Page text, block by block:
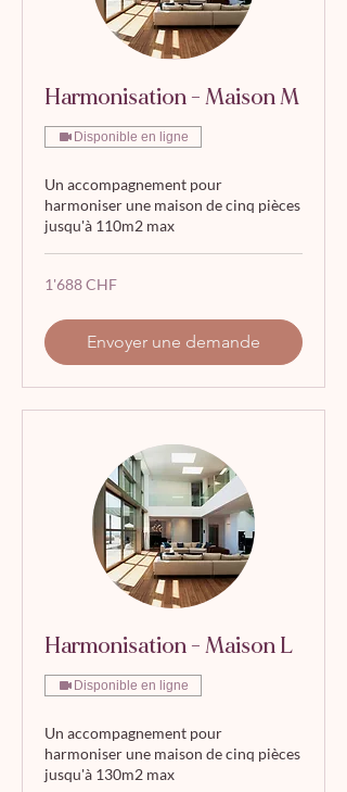
Harmonisation - Maison M
Disponible en ligne
Un accompagnement pour
harmoniser une maison de cinq pièces
jusqu'à 110m2 max
1'688
francs
1'688 CHF
Envoyer une demande
Harmonisation - Maison L
Disponible en ligne
Un accompagnement pour
harmoniser une maison de cinq pièces
jusqu'à 130m2 max